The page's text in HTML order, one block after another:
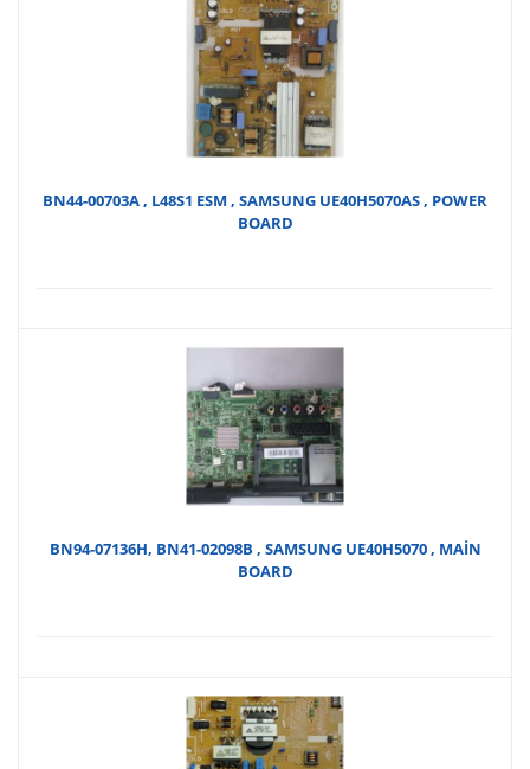
BN44-00703A , L48S1 ESM , SAMSUNG UE40H5070AS , POWER
BOARD
BN94-07136H, BN41-02098B , SAMSUNG UE40H5070 , MAİN
BOARD